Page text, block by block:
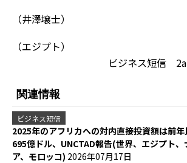
（井澤壌士）
（エジプト）
ビジネス短信
関連情報
ビジネス短信
2025年のアフリカへの対内直接投資額は前
695億ドル、UNCTAD報告(世界、エジプト、
ア、モロッコ) 2026年07月17日